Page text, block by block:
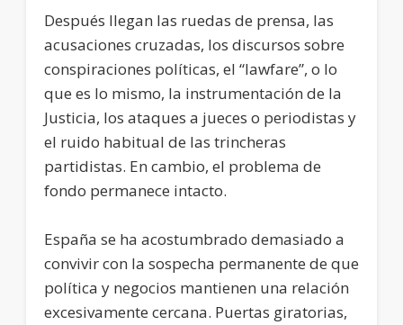
Después llegan las ruedas de prensa, las
acusaciones cruzadas, los discursos sobre
conspiraciones políticas, el “lawfare”, o lo
que es lo mismo, la instrumentación de la
Justicia, los ataques a jueces o periodistas y
el ruido habitual de las trincheras
partidistas. En cambio, el problema de
fondo permanece intacto.
España se ha acostumbrado demasiado a
convivir con la sospecha permanente de que
política y negocios mantienen una relación
excesivamente cercana. Puertas giratorias,